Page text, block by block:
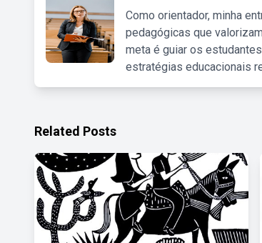
Como orientador, minha
pedagógicas que
meta é guiar os
estratégias educacionais
Related Posts